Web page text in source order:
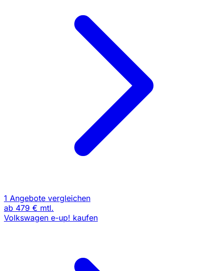
1 Angebote vergleichen
ab 479 € mtl.
Volkswagen e-up! kaufen